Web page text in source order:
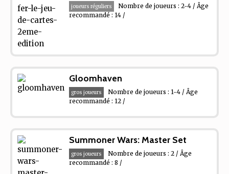
joueurs réguliers
Nombre de joueurs : 2-4 / Âge
recommandé : 14 /
Gloomhaven
gros joueurs
Nombre de joueurs : 1-4 / Âge
recommandé : 12 /
Summoner Wars: Master Set
gros joueurs
Nombre de joueurs : 2 / Âge
recommandé : 8 /